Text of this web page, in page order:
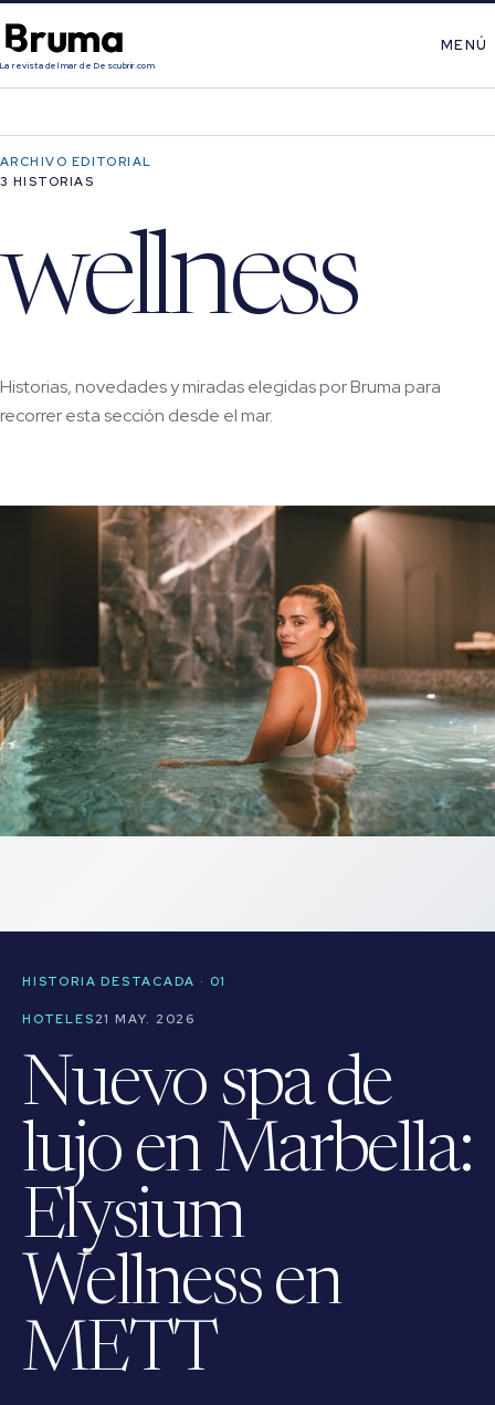
La revista del mar de Descubrir.com
MENÚ
ARCHIVO EDITORIAL
3 HISTORIAS
wellness
Historias, novedades y miradas elegidas por Bruma para
recorrer esta sección desde el mar.
HISTORIA DESTACADA · 01
HOTELES 21 MAY. 2026
Nuevo spa de
lujo en Marbella:
Elysium
Wellness en
METT